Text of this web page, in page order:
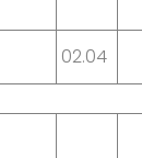
02.04